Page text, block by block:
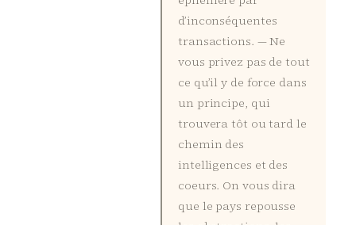
d’inconséquentes
transactions. — Ne
vous privez pas de tout
ce qu’il y de force dans
un principe, qui
trouvera tôt ou tard le
chemin des
intelligences et des
coeurs. On vous dira
que le pays repousse